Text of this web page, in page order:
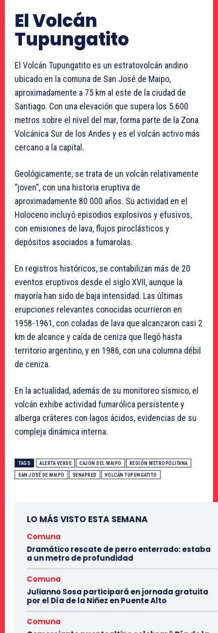
El Volcán
Tupungatito
El Volcán Tupungatito es un estratovolcán andino
ubicado en la comuna de San José de Maipo,
aproximadamente a 75 km al este de la ciudad de
Santiago. Con una elevación que supera los 5.600
metros sobre el nivel del mar, forma parte de la Zona
Volcánica Sur de los Andes y es el volcán activo más
cercano a la capital.
Geológicamente, se trata de un volcán relativamente
“joven”, con una historia eruptiva de
aproximadamente 80 000 años. Su actividad en el
Holoceno incluyó episodios explosivos y efusivos,
con emisiones de lava, flujos piroclásticos y
depósitos asociados a fumarolas.
En registros históricos, se contabilizan más de 20
eventos eruptivos desde el siglo XVII, aunque la
mayoría han sido de baja intensidad. Las últimas
erupciones relevantes conocidas ocurrieron en
1958-1961, con coladas de lava que alcanzaron casi 2
km de alcance y caída de ceniza que llegó hasta
territorio argentino, y en 1986, con una columna débil
de ceniza.
En la actualidad, además de su monitoreo sísmico, el
volcán exhibe actividad fumarólica persistente y
alberga cráteres con lagos ácidos, evidencias de su
compleja dinámica interna.
TAGS ALERTA VERDE CAJÓN DEL MAIPO REGIÓN METROPOLITANA
SAN JOSÉ DE MAIPO SENAPRED VOLCÁN TUPUNGATITO
LO MÁS VISTO ESTA SEMANA
Comuna
Dramático rescate de perro enterrado: estaba
a un metro de profundidad
Comuna
Julianno Sosa participará en jornada gratuita
por el Día de la Niñez en Puente Alto
Comuna